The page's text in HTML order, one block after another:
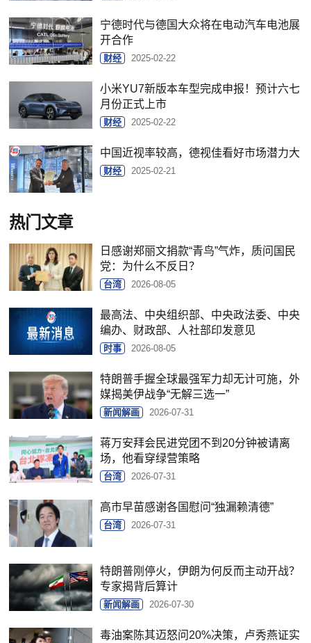
宁德时代与德国大众将在电动汽车电池展
开合作
财经 2025-02-22
小米YU7新版本车型完成申报！预计六七
月份正式上市
财经 2025-02-22
中国近视率较高，德视佳看好市场潜力大
财经 2025-02-21
热门文章
日感谢郑丽文捐款“青鸟”气炸，质问国民
党：为什么不反日？
台湾 2026-08-05
最高法、中央组织部、中央政法委、中央
编办、财政部、人社部印发意见
时事 2026-08-05
特朗普手握全球最强军力却无计可施，外
媒揭美伊战争“无解三选一”
新闻解画 2026-07-31
蒋万安拜会民进党团不到20分钟被请离
场，他看穿绿营策略
台湾 2026-07-31
高市早苗感谢各国慰问“独漏赖清德”
台湾 2026-07-31
特朗普刚停火，伊朗为何反而主动开战？
专家揭背后算计
新闻解画 2026-07-30
毒油案陈其迈怒问20%决策，卢秀燕证实